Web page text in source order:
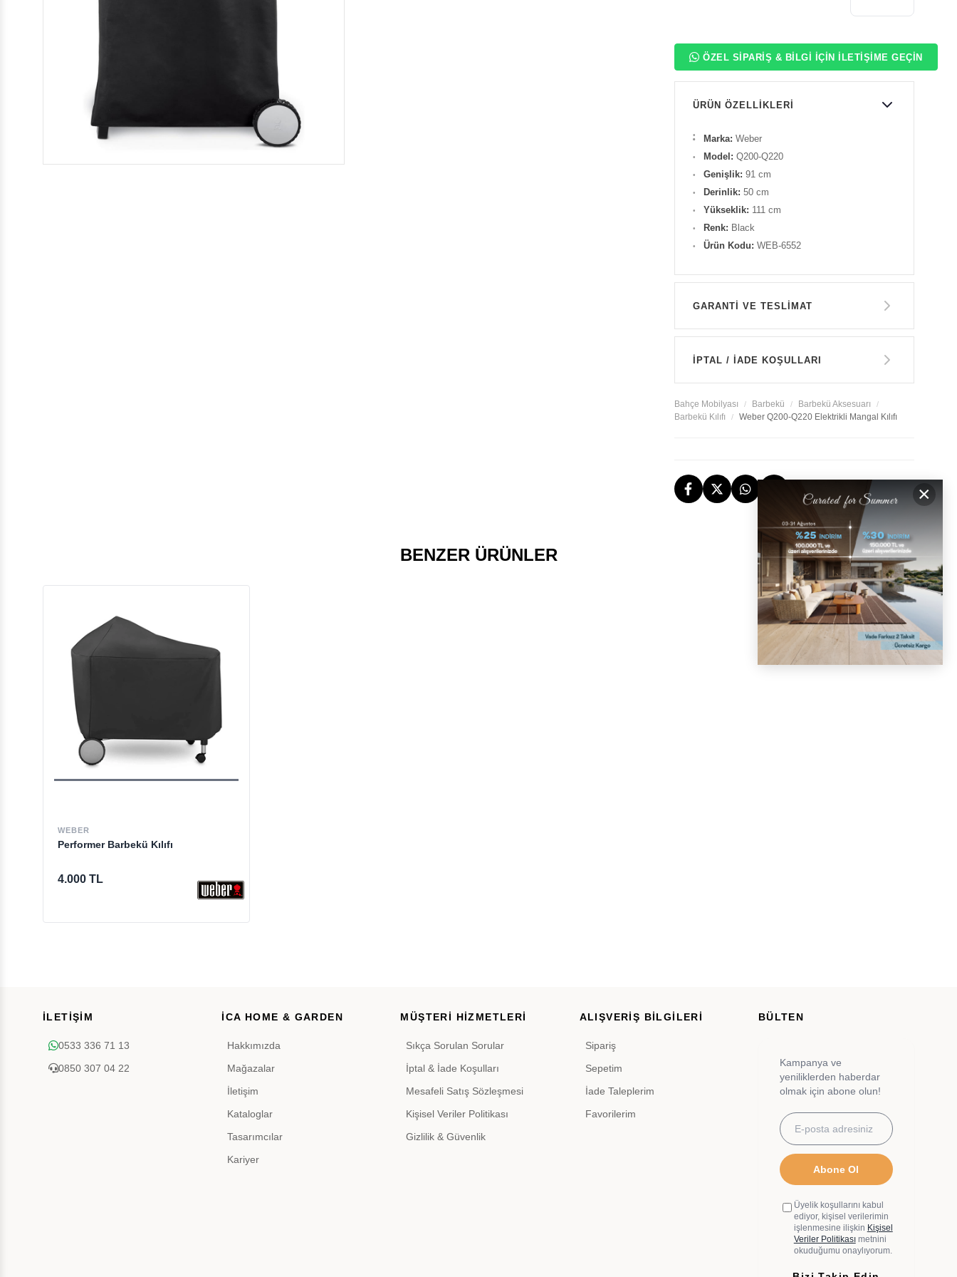
ÖZEL SIPARIŞ & BILGI İÇIN İLETIŞIME GEÇIN
ÜRÜN ÖZELLIKLERI
Marka: Weber
Model: Q200-Q220
Genişlik: 91 cm
Derinlik: 50 cm
Yükseklik: 111 cm
Renk: Black
Ürün Kodu: WEB-6552
GARANTİ VE TESLİMAT
GARANTİ
TESLİMAT
İstanbul, İzmir ve Bodrum (Muğla)
İPTAL / İADE KOŞULLARI
ÜCRETSİZ İADE HAKKI
GERİ ÖDEMELER
Bahçe Mobilyası Barbekü
Barbekü Aksesuarı
Barbekü Kılıfı
Weber Q200-Q220 Elektrikli Mangal Kılıfı
BENZER ÜRÜNLER
WEBER
Performer Barbekü Kılıfı
4.000 TL
×
İLETİŞİM
0533 336 71 13
0850 307 04 22
İCA HOME & GARDEN
Hakkımızda
Mağazalar
İletişim
Kataloglar
Tasarımcılar
Kariyer
MÜŞTERİ HİZMETLERİ
Sıkça Sorulan Sorular
İptal & İade Koşulları
Mesafeli Satış Sözleşmesi
Kişisel Veriler Politikası
Gizlilik & Güvenlik
ALIŞVERİŞ BİLGİLERİ
Sipariş
Sepetim
İade Taleplerim
Favorilerim
BÜLTEN
Kampanya ve
yeniliklerden haberdar
olmak için abone olun!
Abone Ol
Üyelik koşullarını kabul
ediyor, kişisel verilerimin
işlenmesine ilişkin Kişisel
Veriler Politikasımetnini
okuduğumu onaylıyorum.